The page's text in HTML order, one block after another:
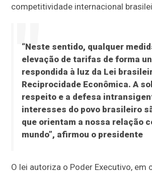
competitividade internacional
“Neste sentido, qualquer
elevação de tarifas de forma
respondida à luz da Lei
Reciprocidade Econômica. A
respeito e a defesa
interesses do povo brasileiro
que orientam a nossa relação
mundo”, afirmou o presidente
O lei autoriza o Poder Executivo, em